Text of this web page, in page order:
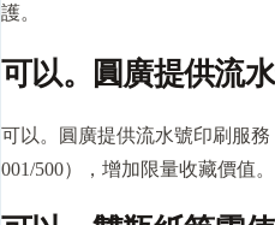
護。
可以。圓廣提供流
可以。圓廣提供流水號印刷服
001/500），增加限量收藏價值。